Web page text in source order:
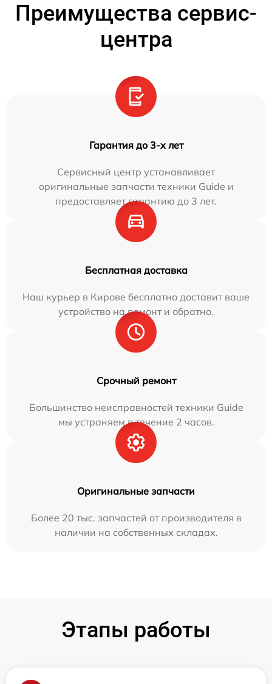
Преимущества сервис-
центра
Гарантия до 3-х лет
Сервисный центр устанавливает
оригинальные запчасти техники Guide и
предоставляет гарантию до 3 лет.
Бесплатная доставка
Наш курьер в Кирове бесплатно доставит ваше
устройство на ремонт и обратно.
Срочный ремонт
Большинство неисправностей техники Guide
мы устраняем в течение 2 часов.
Оригинальные запчасти
Более 20 тыс. запчастей от производителя в
наличии на собственных складах.
Этапы работы